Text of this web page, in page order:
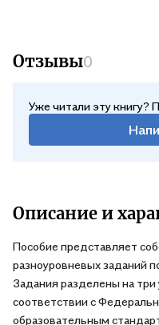
Отзывы0
Уже читали эту
Описание и
Пособие представляет
разноуровневых заданий
Задания разделены на
соответствии с
образовательным